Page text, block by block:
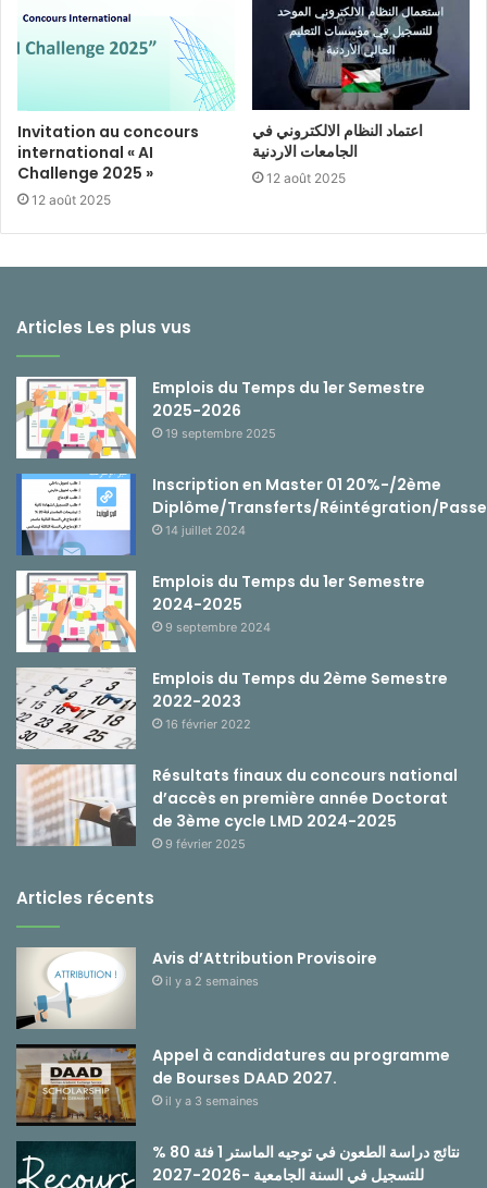
Invitation au concours
international « AI
Challenge 2025 »
12 août 2025
اعتماد النظام الالكتروني في
الجامعات الاردنية
12 août 2025
Articles Les plus vus
Emplois du Temps du 1er Semestre
2025-2026
19 septembre 2025
Inscription en Master 01 20%-/2ème
Diplôme/Transferts/Réintégration/
14 juillet 2024
Emplois du Temps du 1er Semestre
2024-2025
9 septembre 2024
Emplois du Temps du 2ème Semestre
2022-2023
16 février 2022
Résultats finaux du concours national
d’accès en première année Doctorat
de 3ème cycle LMD 2024-2025
9 février 2025
Articles récents
Avis d’Attribution Provisoire
il y a 2 semaines
Appel à candidatures au programme
de Bourses DAAD 2027.
il y a 3 semaines
نتائج دراسة الطعون في توجيه الماستر 1 فئة 80 %
للتسجيل في السنة الجامعية -2026-2027